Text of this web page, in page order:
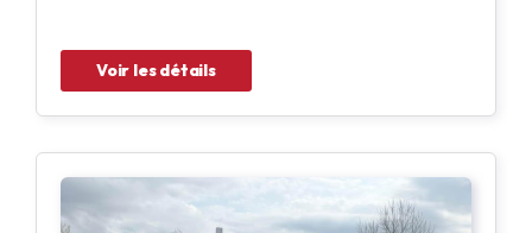
Voir les détails